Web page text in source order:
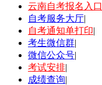
云南自考报名入口
自考服务大厅|
自考通知单打印|
考生微信群|
微信公众号|
考试安排|
成绩查询|